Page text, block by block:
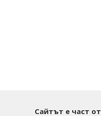
Сайтът е част от